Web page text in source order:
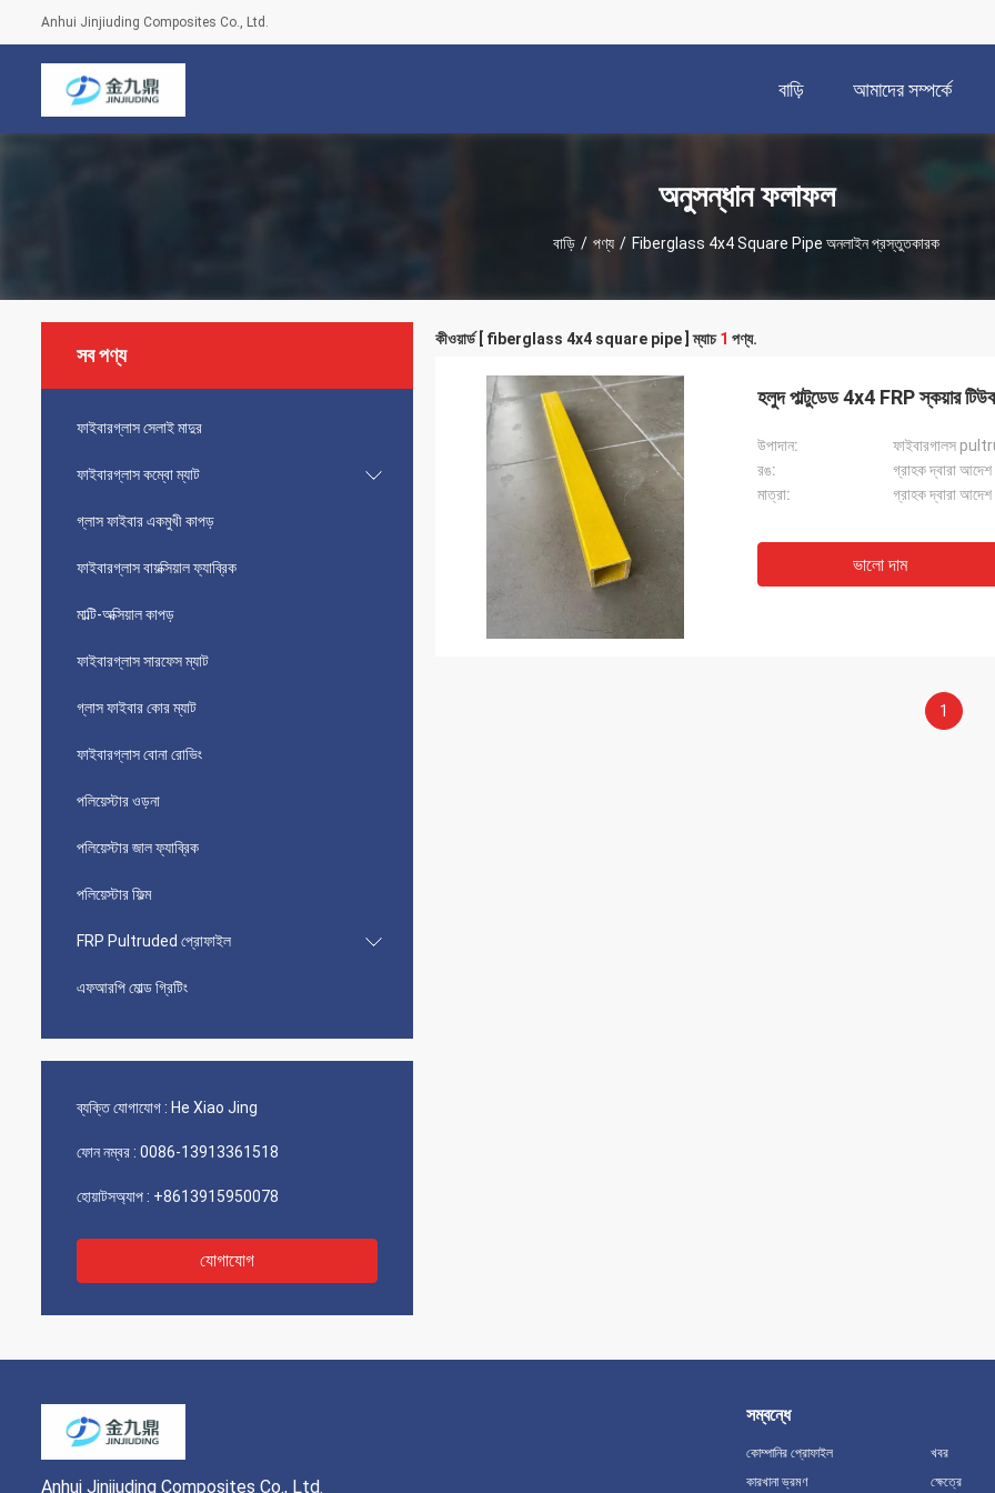
Anhui Jinjiuding Composites Co., Ltd.
বাড়ি আমাদের সম্পর্কে
অনুসন্ধান ফলাফল
বাড়ি / পণ্য / Fiberglass 4x4 Square Pipe অনলাইন প্রস্তুতকারক
সব পণ্য
ফাইবারগ্লাস সেলাই মাদুর
ফাইবারগ্লাস কম্বো ম্যাট
গ্লাস ফাইবার একমুখী কাপড়
ফাইবারগ্লাস বায়ক্সিয়াল ফ্যাব্রিক
মাল্টি-অক্সিয়াল কাপড়
ফাইবারগ্লাস সারফেস ম্যাট
গ্লাস ফাইবার কোর ম্যাট
ফাইবারগ্লাস বোনা রোভিং
পলিয়েস্টার ওড়না
পলিয়েস্টার জাল ফ্যাব্রিক
পলিয়েস্টার ফিল্ম
FRP Pultruded প্রোফাইল
এফআরপি মোল্ড গ্রিটিং
ব্যক্তি যোগাযোগ : He Xiao Jing
ফোন নম্বর : 0086-13913361518
হোয়াটসঅ্যাপ : +8613915950078
যোগাযোগ
কীওয়ার্ড [ fiberglass 4x4 square pipe ] ম্যাচ1 পণ্য.
হলুদ পাল্টুডেড 4x4 FRP স্কয়ার
উপাদান:
ফাইবারগালস
রঙ:
গ্রাহক দ্বারা আদেশ
মাত্রা:
গ্রাহক দ্বারা আদেশ
ভালো দাম
1
Anhui Jinjiuding Composites Co., Ltd.
সম্বন্ধে
কোম্পানির প্রোফাইল
কারখানা ভ্রমণ
খবর
ক্ষেত্রে